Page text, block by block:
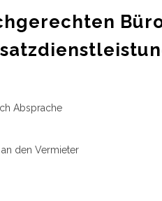
Absprache
den Vermieter